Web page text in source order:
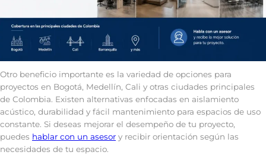
Otro beneficio importante es la variedad de opciones para
proyectos en Bogotá, Medellín, Cali y otras ciudades principales
de Colombia. Existen alternativas enfocadas en aislamiento
acústico, durabilidad y fácil mantenimiento para espacios de uso
constante. Si deseas mejorar el desempeño de tu proyecto,
puedes hablar con un asesor y recibir orientación según las
necesidades de tu espacio.